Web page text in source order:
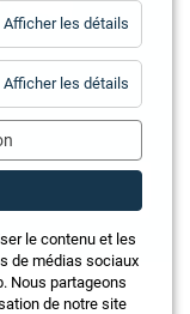
Afficher les détails
Afficher les détails
le contenu et les
de médias sociaux
Nous partageons
de notre site